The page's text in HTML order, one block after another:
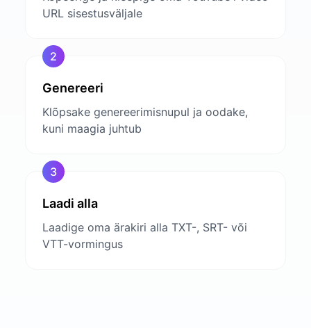
URL sisestusväljale
2
Genereeri
Klõpsake genereerimisnupul ja oodake,
kuni maagia juhtub
3
Laadi alla
Laadige oma ärakiri alla TXT-, SRT- või
VTT-vormingus